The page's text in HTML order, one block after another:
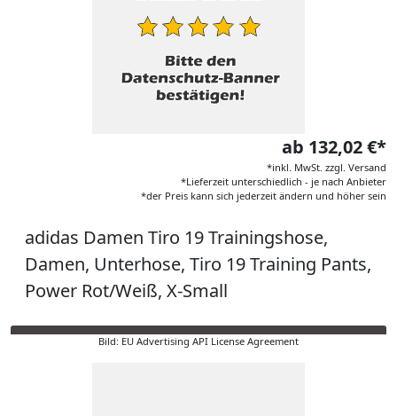
ab 132,02 €*
*inkl. MwSt. zzgl. Versand
*Lieferzeit unterschiedlich - je nach Anbieter
*der Preis kann sich jederzeit ändern und höher sein
adidas Damen Tiro 19 Trainingshose,
Damen, Unterhose, Tiro 19 Training Pants,
Power Rot/Weiß, X-Small
Bild: EU Advertising API License Agreement